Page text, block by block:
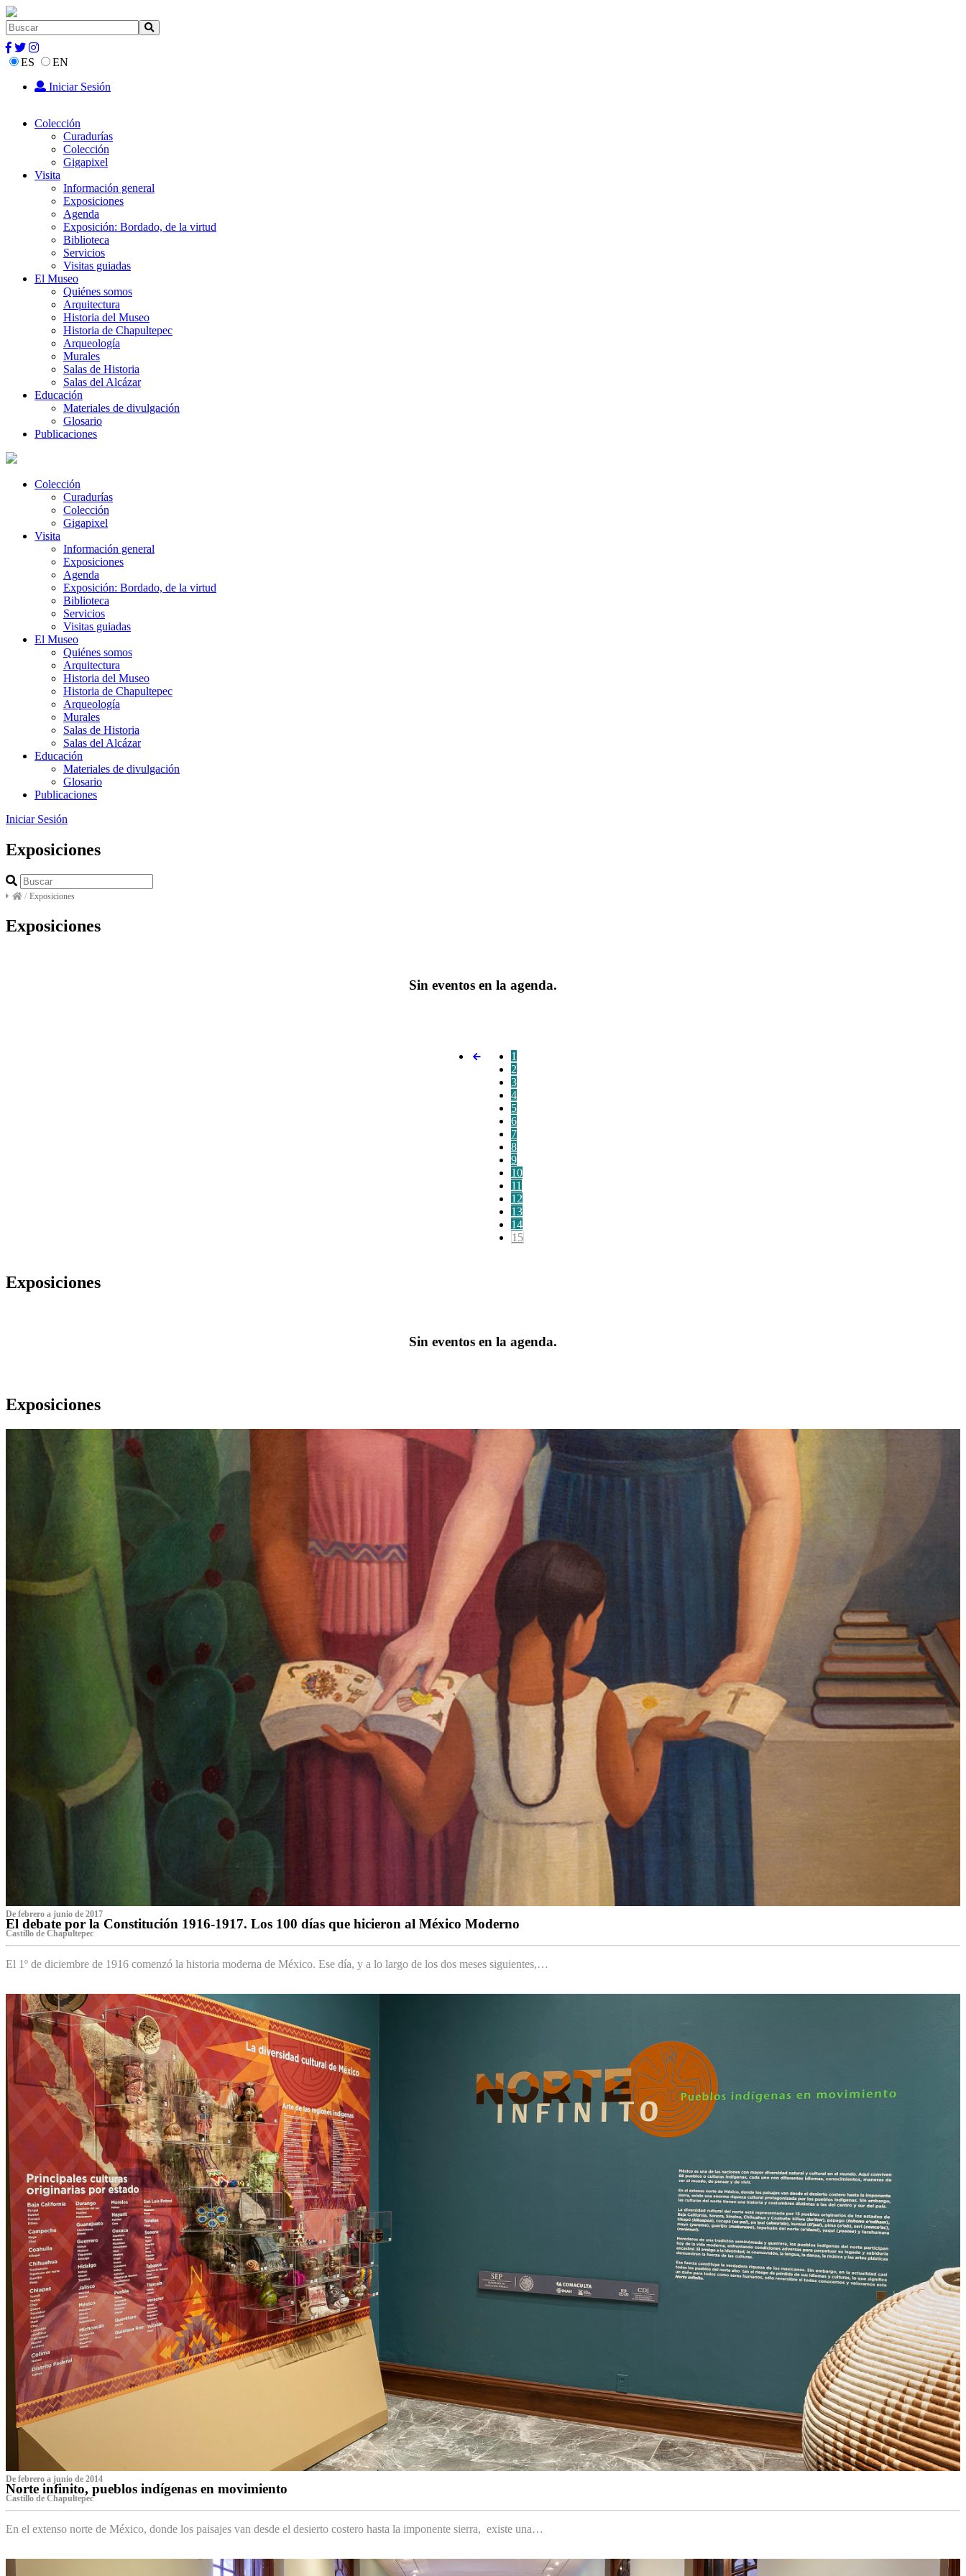
ES
EN
Iniciar Sesión
Colección
Curadurías
Colección
Gigapixel
Visita
Información general
Exposiciones
Agenda
Exposición: Bordado, de la virtud
Biblioteca
Servicios
Visitas guiadas
El Museo
Quiénes somos
Arquitectura
Historia del Museo
Historia de Chapultepec
Arqueología
Murales
Salas de Historia
Salas del Alcázar
Educación
Materiales de divulgación
Glosario
Publicaciones
Colección
Curadurías
Colección
Gigapixel
Visita
Información general
Exposiciones
Agenda
Exposición: Bordado, de la virtud
Biblioteca
Servicios
Visitas guiadas
El Museo
Quiénes somos
Arquitectura
Historia del Museo
Historia de Chapultepec
Arqueología
Murales
Salas de Historia
Salas del Alcázar
Educación
Materiales de divulgación
Glosario
Publicaciones
Iniciar Sesión
Exposiciones
/ Exposiciones
Exposiciones
Sin eventos en la agenda.
1
2
3
4
5
6
7
8
9
10
11
12
13
14
15
Exposiciones
Sin eventos en la agenda.
Exposiciones
De febrero a junio de 2017
El debate por la Constitución 1916-1917. Los 100 días que hicieron al México Moderno
Castillo de Chapultepec
El 1º de diciembre de 1916 comenzó la historia moderna de México. Ese día, y a lo largo de los dos meses siguientes,…
De febrero a junio de 2014
Norte infinito, pueblos indígenas en movimiento
Castillo de Chapultepec
En el extenso norte de México, donde los paisajes van desde el desierto costero hasta la imponente sierra, existe una…